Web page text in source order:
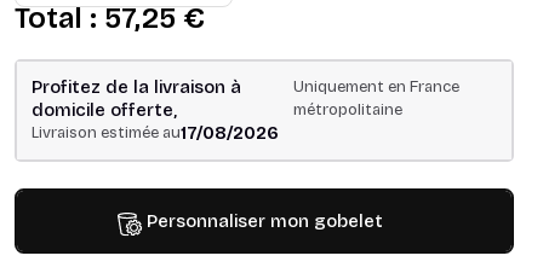
Total : 57,25 €
Profitez de la livraison à
domicile offerte,
Uniquement en France
métropolitaine
Livraison estimée au17/08/2026
Personnaliser mon gobelet